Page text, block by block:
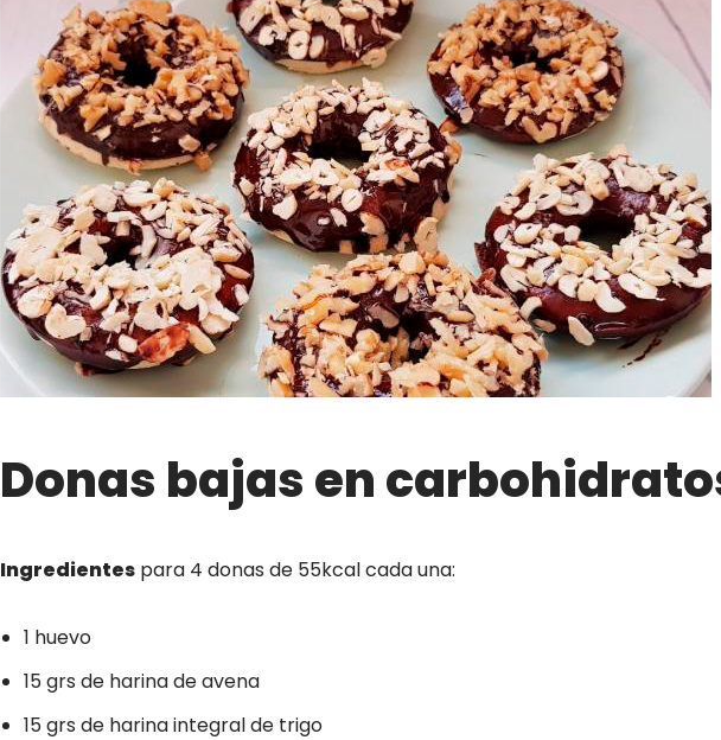
Donas bajas en
Ingredientes para 4 donas de 55kcal cada una:
1 huevo
15 grs de harina de avena
15 grs de harina integral de trigo